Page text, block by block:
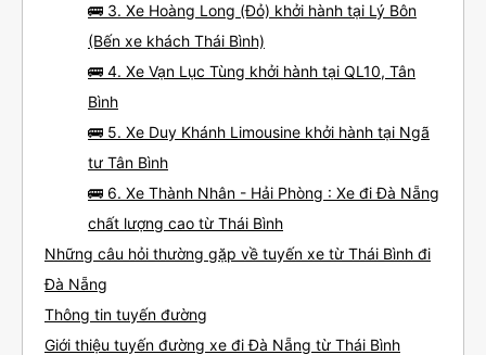
🚌 3. Xe Hoàng Long (Đỏ) khởi hành tại Lý Bôn
(Bến xe khách Thái Bình)
🚌 4. Xe Vạn Lục Tùng khởi hành tại QL10, Tân
Bình
🚌 5. Xe Duy Khánh Limousine khởi hành tại Ngã
tư Tân Bình
🚌 6. Xe Thành Nhân - Hải Phòng : Xe đi Đà Nẵng
chất lượng cao từ Thái Bình
Những câu hỏi thường gặp về tuyến xe từ Thái Bình đi
Đà Nẵng
Thông tin tuyến đường
Giới thiệu tuyến đường xe đi Đà Nẵng từ Thái Bình